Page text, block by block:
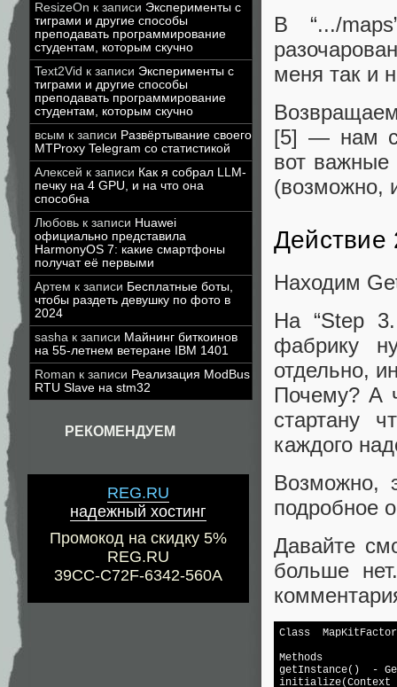
ResizeOn к записи Эксперименты с
тиграми и другие способы
преподавать программирование
студентам, которым скучно
Text2Vid к записи Эксперименты с
тиграми и другие способы
преподавать программирование
студентам, которым скучно
всым к записи Развёртывание своего
MTProxy Telegram со статистикой
Алексей к записи Как я собрал LLM-
печку на 4 GPU, и на что она
способна
Любовь к записи Huawei
официально представила
HarmonyOS 7: какие смартфоны
получат её первыми
Артем к записи Бесплатные боты,
чтобы раздеть девушку по фото в
2024
sasha к записи Майнинг биткоинов
на 55-летнем ветеране IBM 1401
Roman к записи Реализация ModBus
RTU Slave на stm32
РЕКОМЕНДУЕМ
REG.RU
надежный хостинг
Промокод на скидку 5%
REG.RU
39CC-C72F-6342-560A
В “.../
меня так и
[5] — нам
вот
(возможно,
Действие
Находим
На “Step
фабрику
отдельно,
Почему? А
стартану
каждого
Возможно,
подробное
Давайте
больше
Class
Methods
getInstance()  -